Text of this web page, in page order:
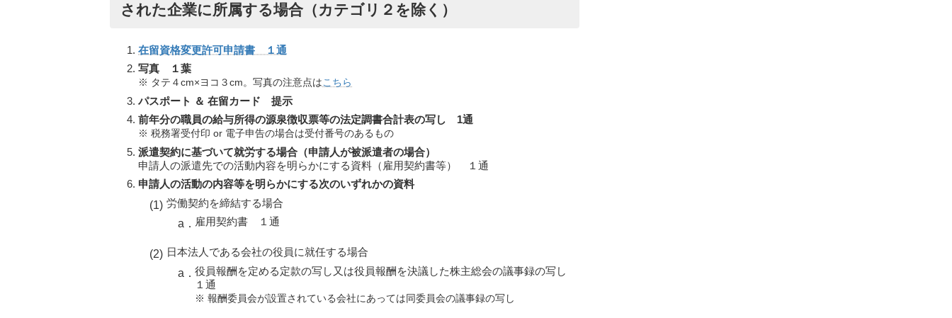
された企業に所属する場合（カテゴリ２を除く）
在留資格変更許可申請書 １通
写真 １葉
※ タテ４cm×ヨコ３cm。写真の注意点はこちら
パスポート ＆ 在留カード 提示
前年分の職員の給与所得の源泉徴収票等の法定調書合計表の写し 1通
※ 税務署受付印 or 電子申告の場合は受付番号のあるもの
派遣契約に基づいて就労する場合（申請人が被派遣者の場合）
申請人の派遣先での活動内容を明らかにする資料（雇用契約書等） １通
申請人の活動の内容等を明らかにする次のいずれかの資料
労働契約を締結する場合
雇用契約書 １通
日本法人である会社の役員に就任する場合
役員報酬を定める定款の写し又は役員報酬を決議した株主総会の議事録の写し
１通
※ 報酬委員会が設置されている会社にあっては同委員会の議事録の写し